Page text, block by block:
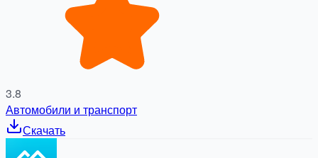
3.8
Автомобили и транспорт
Скачать